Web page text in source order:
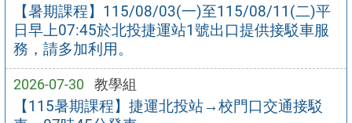
【暑期課程】115/08/03(一)至115/08/11(二)平
日早上07:45於北投捷運站1號出口提供接駁車服
務，請多加利用。
2026-07-30 教學組
【115暑期課程】捷運北投站→校門口交通接駁